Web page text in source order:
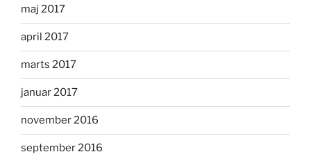
maj 2017
april 2017
marts 2017
januar 2017
november 2016
september 2016